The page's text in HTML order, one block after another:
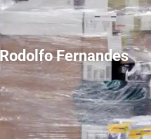
Fernandes